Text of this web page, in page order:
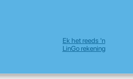
Ek het reeds 'n
LinGo rekening